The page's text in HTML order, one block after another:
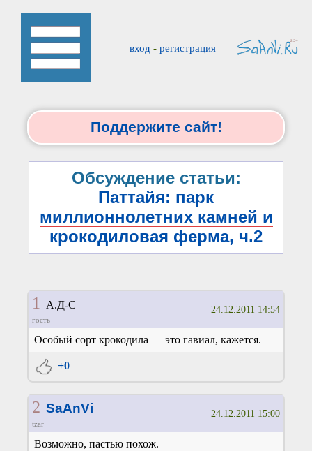
вход - регистрация
Поддержите сайт!
Обсуждение статьи:
Паттайя: парк
миллионнолетних камней и
крокодиловая ферма, ч.2
1 А.Д-С
гость
24.12.2011 14:54
Особый сорт крокодила — это гавиал, кажется.
+0
2 SaAnVi
tzar
24.12.2011 15:00
Возможно, пастью похож.